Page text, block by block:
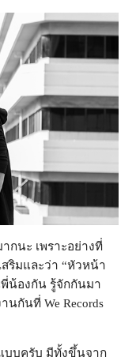
ากนะ เพราะอย่างที่
สริมและว่า “หัวหน้า
น้องกัน รู้จักกันมา
กันที่ We Records
บบครับ มีทั้งขึ้นจาก